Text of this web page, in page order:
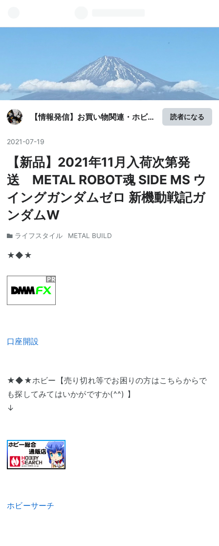
【情報発信】お買い物関連・ホビ
読者になる
2021-07-19
【新品】2021年11月入荷次第発
送 METAL ROBOT魂 SIDE MS ウ
イングガンダムゼロ 新機動戦記ガ
ンダムW
ライフスタイル METAL BUILD
★◆★
口座開設
★◆★ホビー【売り切れ等でお困りの方はこちらからで
も探してみてはいかがですか(^^) 】
↓
ホビーサーチ